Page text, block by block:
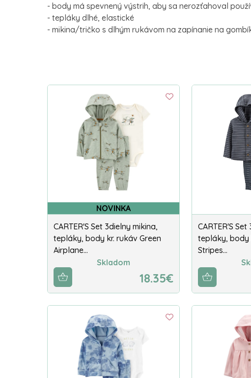
- body má spevnený výstrih, aby sa nerozťahoval
- tepláky dlhé, elastické
- mikina/tričko s dlhým rukávom na zapínanie na
NOVINKA
CARTER'S Set 3dielny mikina,
tepláky, body kr. rukáv Green
Airplane…
Skladom
18.35€
CARTER'S
tepláky, body
Stripes…